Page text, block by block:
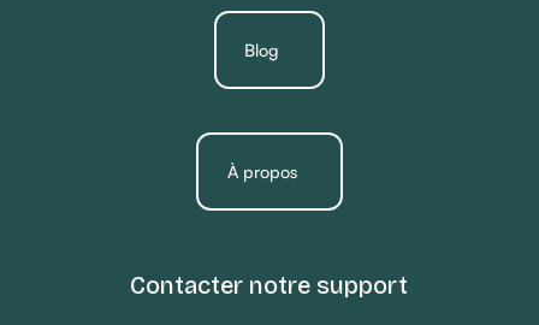
Blog
À propos
Contacter notre support